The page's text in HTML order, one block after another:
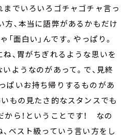
までいろいろゴチャゴチャ言っ
方、本当に語弊があるかもだけ
「面白い」んです。やっぱり。
、胃がちぎれるような思いを
ようなのがあって。で、見終
ぱいお持ち帰りするものがあ
いもの見たさ的なスタンスでも
から！ということです！ なの
ベスト級っていう言い方をし